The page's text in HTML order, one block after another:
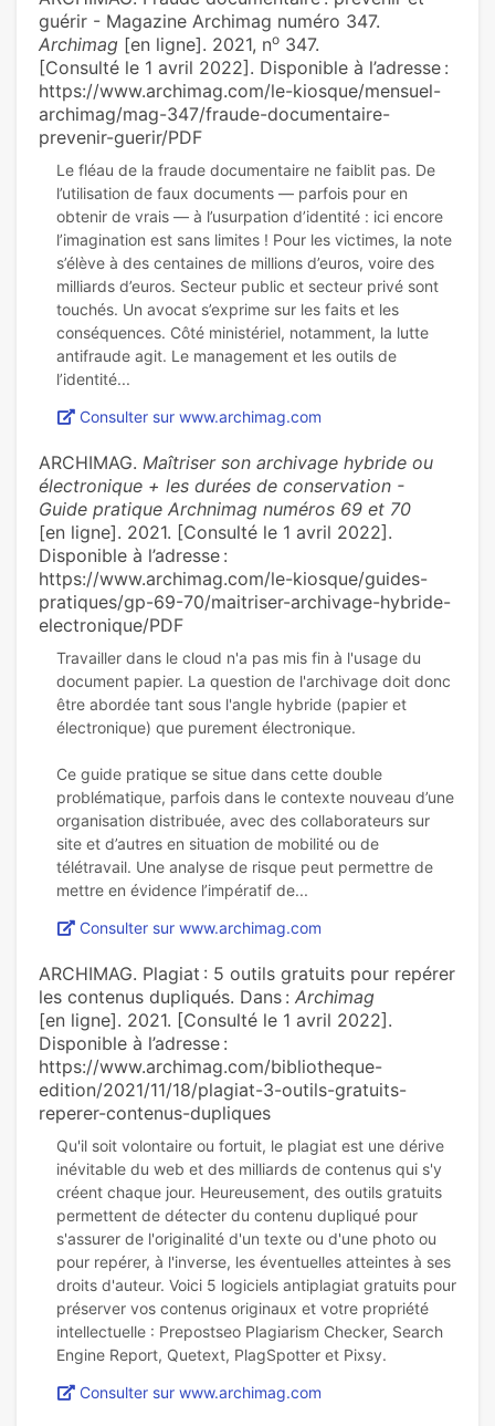
guérir - Magazine Archimag numéro 347.
Archimag [en ligne]. 2021, no 347.
[Consulté le 1 avril 2022]. Disponible à l’adresse :
https://www.archimag.com/le-kiosque/mensuel-
archimag/mag-347/fraude-documentaire-
prevenir-guerir/PDF
Le fléau de la fraude documentaire ne faiblit pas. De
l’utilisation de faux documents — parfois pour en
obtenir de vrais — à l’usurpation d’identité : ici encore
l’imagination est sans limites ! Pour les victimes, la note
s’élève à des centaines de millions d’euros, voire des
milliards d’euros. Secteur public et secteur privé sont
touchés. Un avocat s’exprime sur les faits et les
conséquences. Côté ministériel, notamment, la lutte
antifraude agit. Le management et les outils de
Consulter sur www.archimag.com
ARCHIMAG. Maîtriser son archivage hybride ou
électronique + les durées de conservation -
Guide pratique Archnimag numéros 69 et 70
[en ligne]. 2021. [Consulté le 1 avril 2022].
Disponible à l’adresse :
https://www.archimag.com/le-kiosque/guides-
pratiques/gp-69-70/maitriser-archivage-hybride-
electronique/PDF
Travailler dans le cloud n'a pas mis fin à l'usage du
document papier. La question de l'archivage doit donc
être abordée tant sous l'angle hybride (papier et
électronique) que purement électronique.
Ce guide pratique se situe dans cette double
problématique, parfois dans le contexte nouveau d’une
organisation distribuée, avec des collaborateurs sur
site et d’autres en situation de mobilité ou de
télétravail. Une analyse de risque peut permettre de
Consulter sur www.archimag.com
ARCHIMAG. Plagiat : 5 outils gratuits pour repérer
les contenus dupliqués. Dans : Archimag
[en ligne]. 2021. [Consulté le 1 avril 2022].
Disponible à l’adresse :
https://www.archimag.com/bibliotheque-
edition/2021/11/18/plagiat-3-outils-gratuits-
reperer-contenus-dupliques
Qu'il soit volontaire ou fortuit, le plagiat est une dérive
inévitable du web et des milliards de contenus qui s'y
créent chaque jour. Heureusement, des outils gratuits
permettent de détecter du contenu dupliqué pour
s'assurer de l'originalité d'un texte ou d'une photo ou
pour repérer, à l'inverse, les éventuelles atteintes à ses
droits d'auteur. Voici 5 logiciels antiplagiat gratuits pour
préserver vos contenus originaux et votre propriété
intellectuelle : Prepostseo Plagiarism Checker, Search
Consulter sur www.archimag.com